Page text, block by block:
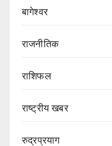
बागेश्वर
राजनीतिक
राशिफल
राष्ट्रीय खबर
रुद्रप्रयाग